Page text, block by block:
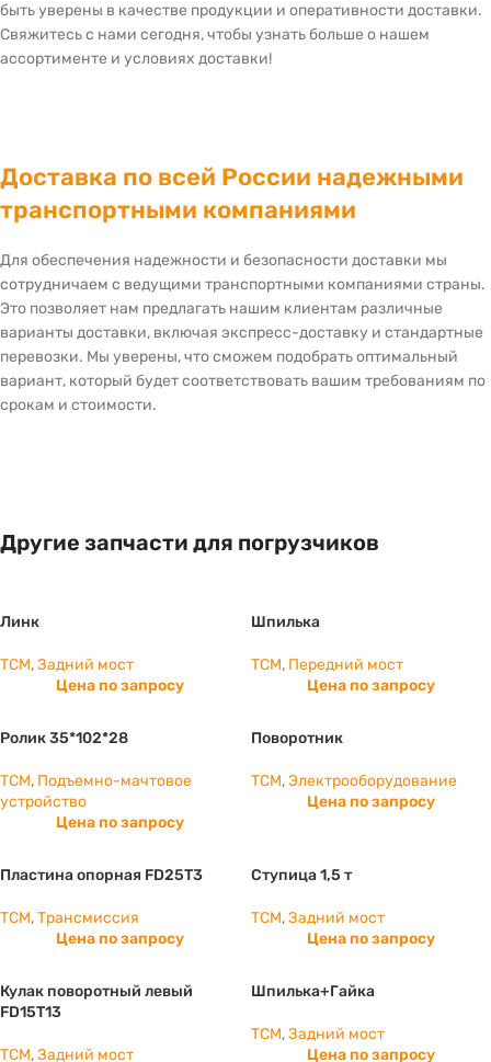
быть уверены в качестве продукции и оперативности доставки.
Свяжитесь с нами сегодня, чтобы узнать больше о нашем
ассортименте и условиях доставки!
Доставка по всей России надежными
транспортными компаниями
Для обеспечения надежности и безопасности доставки мы
сотрудничаем с ведущими транспортными компаниями страны.
Это позволяет нам предлагать нашим клиентам различные
варианты доставки, включая экспресс-доставку и стандартные
перевозки. Мы уверены, что сможем подобрать оптимальный
вариант, который будет соответствовать вашим требованиям по
срокам и стоимости.
Другие запчасти для погрузчиков
Линк
TCM,Задний мост
Цена по запросу
Шпилька
TCM, Передний мост
Цена по запросу
Ролик 35*102*28
TCM, Подъемно-мачтовое
устройство
Цена по запросу
Поворотник
TCM,Электрооборудование
Цена по запросу
Пластина опорная FD25T3
TCM,Трансмиссия
Цена по запросу
Ступица 1,5 т
TCM,Задний мост
Цена по запросу
Кулак поворотный левый
FD15T13
TCM,Задний мост
Шпилька+Гайка
TCM,Задний мост
Цена по запросу